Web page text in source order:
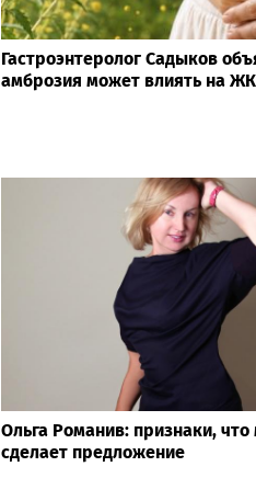
Гастроэнтеролог Садыков
амброзия может влиять на
Ольга Романив: признаки,
сделает предложение